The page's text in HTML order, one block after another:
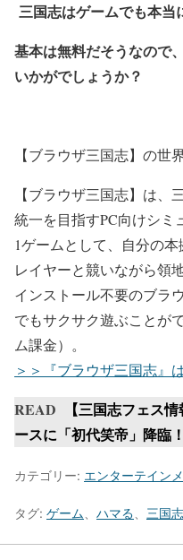
三国志はゲームでも本当
基本は無料だそうなので
いかがでしょうか？
【ブラウザ三国志】の世
【ブラウザ三国志】は
統一を目指すPC向けシミ
1ゲームとして、自分の
レイヤーと競いながら領
インストール不要のブラ
でもサクサク遊ぶことが
ム課金）。
＞＞『ブラウザ三国志』
READ
【三国志フェス
ースに「初代笑帝」降臨
カテゴリー: エンターテイン
タグ: ゲーム ハマる 三国志